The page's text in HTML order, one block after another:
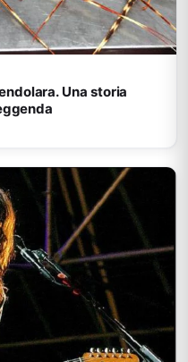
Una storia